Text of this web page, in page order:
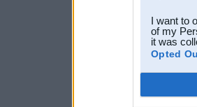
I want to
of my
it was
Opted